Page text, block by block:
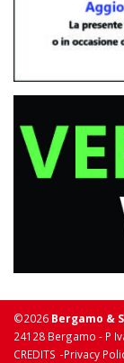
©2026 Bergamo &
24128 Bergamo - P
CREDITS -Privacy